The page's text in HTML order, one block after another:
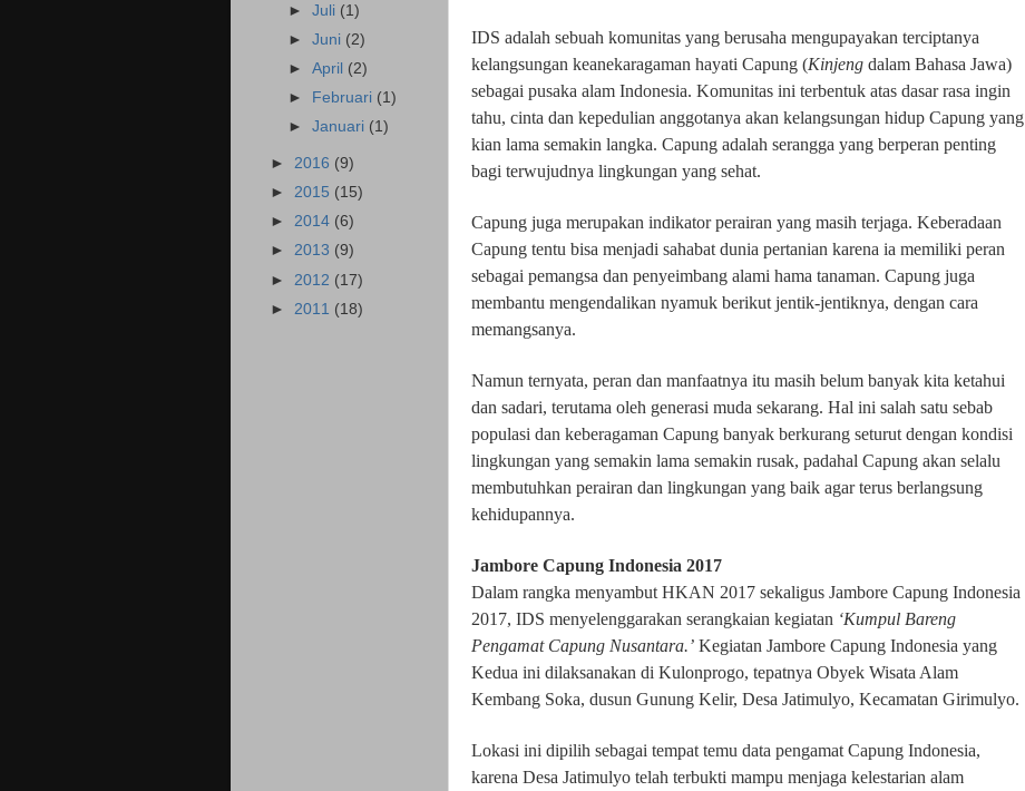
IDS adalah sebuah komunitas yang berusaha mengupayakan terciptanya
kelangsungan keanekaragaman hayati Capung (Kinjeng dalam Bahasa Jawa)
sebagai pusaka alam Indonesia. Komunitas ini terbentuk atas dasar rasa ingin
tahu, cinta dan kepedulian anggotanya akan kelangsungan hidup Capung yang
kian lama semakin langka. Capung adalah serangga yang berperan penting
bagi terwujudnya lingkungan yang sehat.
Capung juga merupakan indikator perairan yang masih terjaga. Keberadaan
Capung tentu bisa menjadi sahabat dunia pertanian karena ia memiliki peran
sebagai pemangsa dan penyeimbang alami hama tanaman. Capung juga
membantu mengendalikan nyamuk berikut jentik-jentiknya, dengan cara
memangsanya.
Namun ternyata, peran dan manfaatnya itu masih belum banyak kita ketahui
dan sadari, terutama oleh generasi muda sekarang. Hal ini salah satu sebab
populasi dan keberagaman Capung banyak berkurang seturut dengan kondisi
lingkungan yang semakin lama semakin rusak, padahal Capung akan selalu
membutuhkan perairan dan lingkungan yang baik agar terus berlangsung
kehidupannya.
Jambore Capung Indonesia 2017
Dalam rangka menyambut HKAN 2017 sekaligus Jambore Capung Indonesia
2017, IDS menyelenggarakan serangkaian kegiatan ‘Kumpul Bareng
Pengamat Capung Nusantara.’ Kegiatan Jambore Capung Indonesia yang
Kedua ini dilaksanakan di Kulonprogo, tepatnya Obyek Wisata Alam
Kembang Soka, dusun Gunung Kelir, Desa Jatimulyo, Kecamatan Girimulyo.
Lokasi ini dipilih sebagai tempat temu data pengamat Capung Indonesia,
karena Desa Jatimulyo telah terbukti mampu menjaga kelestarian alam
►Juli (1)
►Juni (2)
►April (2)
►
Februari (1)
►Januari (1)
► 2016 (9)
► 2015 (15)
► 2014 (6)
► 2013 (9)
► 2012 (17)
► 2011 (18)